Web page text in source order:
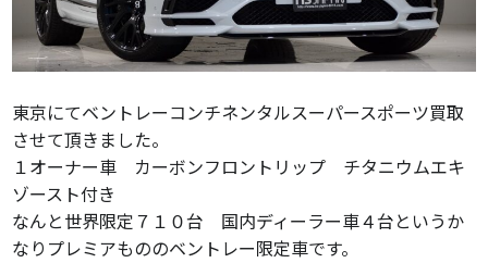
東京にてベントレーコンチネンタルスーパースポーツ買取
させて頂きました。
１オーナー車 カーボンフロントリップ チタニウムエキ
ゾースト付き
なんと世界限定７１０台 国内ディーラー車４台というか
なりプレミアもののベントレー限定車です。